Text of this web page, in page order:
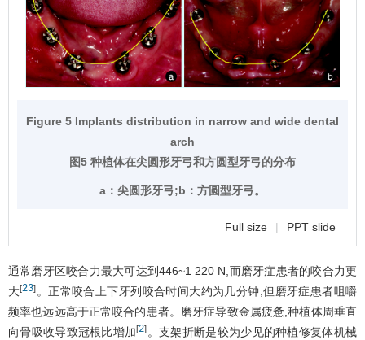
Figure 5 Implants distribution in narrow and wide dental
arch
图5 种植体在尖圆形牙弓和方圆型牙弓的分布
a：尖圆形牙弓;b：方圆型牙弓。
Full size | PPT slide
通常磨牙区咬合力最大可达到446~1 220 N,而磨牙症患者的咬合力更
大[23]。正常咬合上下牙列咬合时间大约为几分钟,但磨牙症患者咀嚼
频率也远远高于正常咬合的患者。磨牙症导致金属疲惫,种植体周垂直
向骨吸收导致冠根比增加[2]。支架折断是较为少见的种植修复体机械